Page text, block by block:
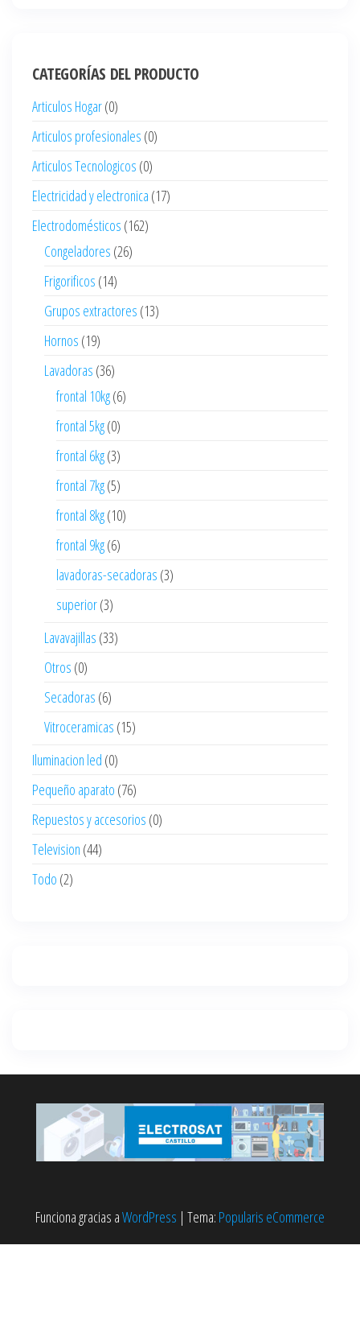
CATEGORÍAS DEL PRODUCTO
Articulos Hogar(0)
Articulos profesionales (0)
Articulos Tecnologicos (0)
Electricidad y electronica (17)
Electrodomésticos (162)
Congeladores (26)
Frigorificos (14)
Grupos extractores (13)
Hornos (19)
Lavadoras (36)
frontal 10kg(6)
frontal 5kg(0)
frontal 6kg(3)
frontal 7kg(5)
frontal 8kg(10)
frontal 9kg(6)
lavadoras-secadoras (3)
superior(3)
Lavavajillas (33)
Otros (0)
Secadoras (6)
Vitroceramicas (15)
Iluminacion led (0)
Pequeño aparato (76)
Repuestos y accesorios (0)
Television (44)
Todo (2)
Funciona gracias aWordPress | Tema: Popularis eCommerce